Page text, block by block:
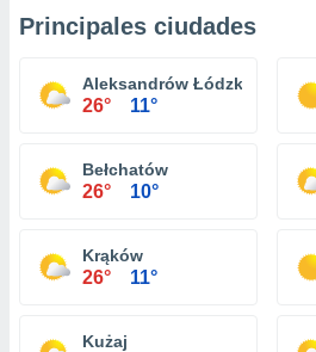
Principales ciudades
Aleksandrów Łódzki
26° 11°
Bełchatów
26° 10°
Krąków
26° 11°
Kużaj